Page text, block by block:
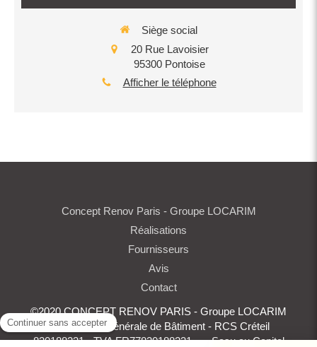
Siège social
20 Rue Lavoisier
95300 Pontoise
Afficher le téléphone
Concept Renov Paris - Groupe LOCARIM
Réalisations
Fournisseurs
Avis
Contact
©2020 CONCEPT RENOV PARIS - Groupe LOCARIM
- Entreprise Générale de Bâtiment - RCS Créteil
830188231 - TVA FR77830188231 Sasu au Capital